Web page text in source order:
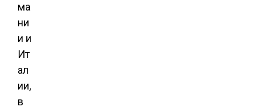
ма
ни
и и
Ит
ал
ии,
в